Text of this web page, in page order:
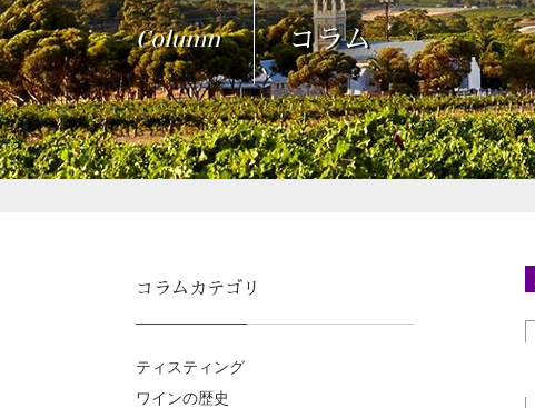
Column コラム
コラムカテゴリ
ティスティング
ワインの歴史